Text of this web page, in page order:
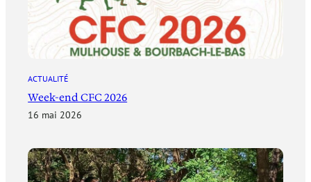
ACTUALITÉ
Week-end CFC 2026
16 mai 2026